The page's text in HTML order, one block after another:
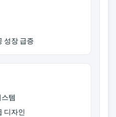
성장 급증
템
디자인